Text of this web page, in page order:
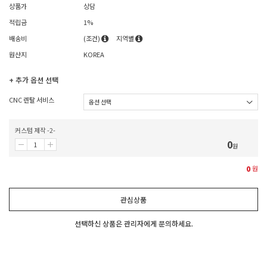
상품가
상담
적립금
1%
배송비
(조건)
지역별
원산지
KOREA
+ 추가 옵션 선택
CNC 렌탈 서비스
커스텀 제작 -2-
0원
0원
관심상품
선택하신 상품은 관리자에게 문의하세요.